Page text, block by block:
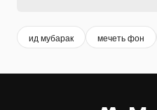
ид мубарак мечеть фон